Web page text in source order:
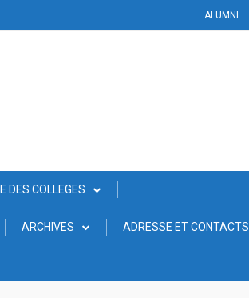
ALUMNI
DES COLLEGES
ARCHIVES ADRESSE ET CONTACTS